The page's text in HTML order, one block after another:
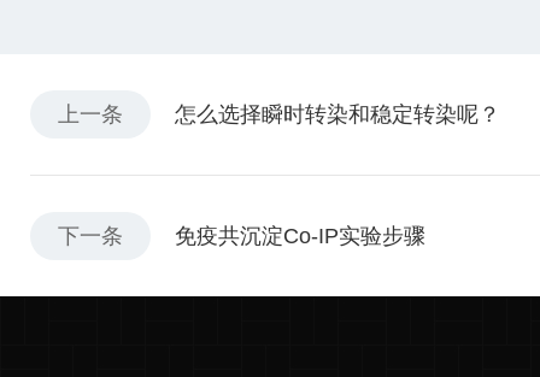
上一条 怎么选择瞬时转染和稳定转染呢？
下一条 免疫共沉淀Co-IP实验步骤